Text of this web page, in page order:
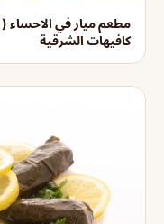
مطعم ميار في الاحساء (
كافيهات الشرقية